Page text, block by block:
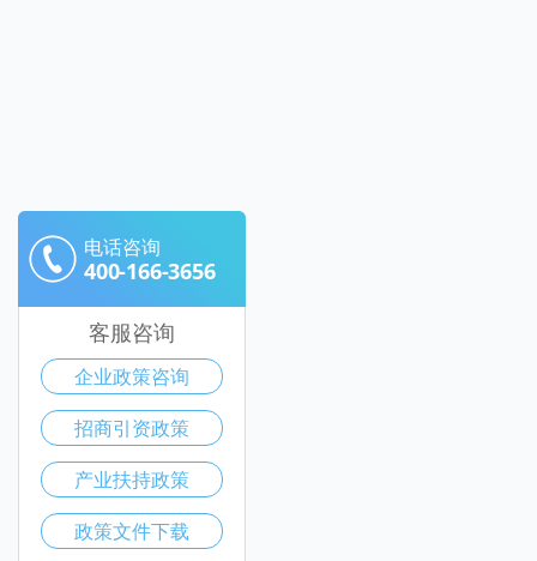
电话咨询
400-166-3656
客服咨询
企业政策咨询
招商引资政策
产业扶持政策
政策文件下载